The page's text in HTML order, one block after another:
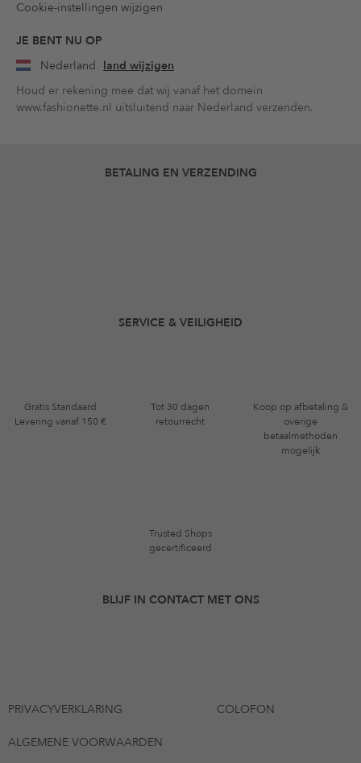
Cookie-instellingen wijzigen
JE BENT NU OP
Nederland land wijzigen
Houd er rekening mee dat wij vanaf het domein
www.fashionette.nl uitsluitend naar Nederland verzenden.
BETALING EN VERZENDING
SERVICE & VEILIGHEID
Gratis Standaard
Levering vanaf 150 €
Tot 30 dagen
retourrecht
Koop op afbetaling &
overige
betaalmethoden
mogelijk
Trusted Shops
gecertificeerd
BLIJF IN CONTACT MET ONS
PRIVACYVERKLARING COLOFON
ALGEMENE VOORWAARDEN